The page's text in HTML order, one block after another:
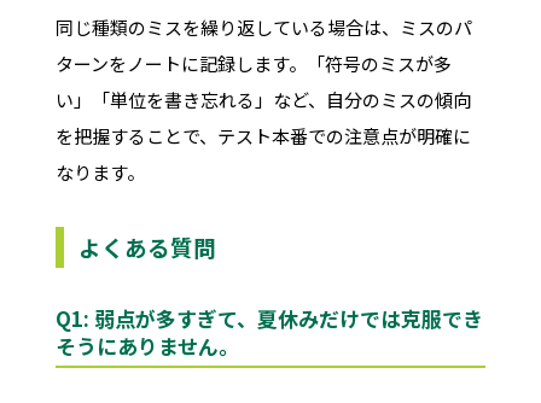
同じ種類のミスを繰り返している場合は、ミスのパ
ターンをノートに記録します。「符号のミスが多
い」「単位を書き忘れる」など、自分のミスの傾向
を把握することで、テスト本番での注意点が明確に
なります。
よくある質問
Q1: 弱点が多すぎて、夏休みだけでは克服でき
そうにありません。